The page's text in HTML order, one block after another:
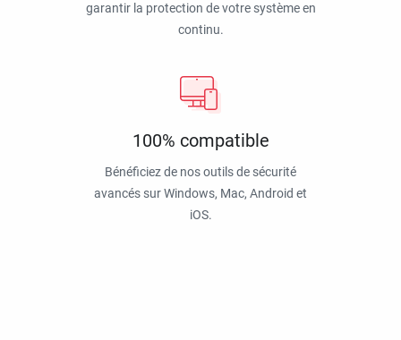
garantir la protection de votre système en
continu.
100% compatible
Bénéficiez de nos outils de sécurité
avancés sur Windows, Mac, Android et
iOS.